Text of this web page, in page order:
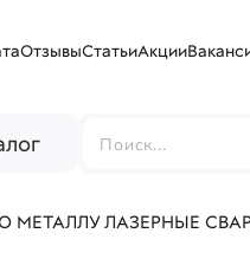
ОтзывыСтатьиАкции
МЕТАЛЛУЛАЗЕРНЫЕ